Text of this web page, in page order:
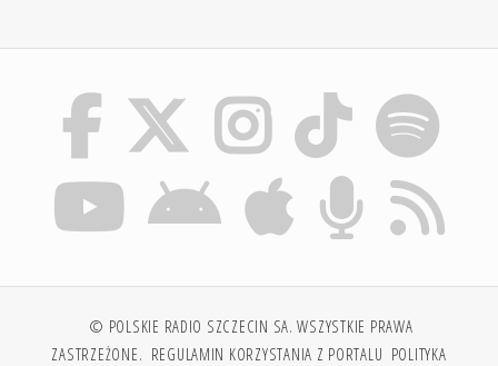
© POLSKIE RADIO SZCZECIN SA. WSZYSTKIE PRAWA
ZASTRZEŻONE. REGULAMIN KORZYSTANIA Z PORTALU POLITYKA